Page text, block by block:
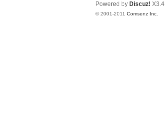
Powered by Discuz! X3.4
© 2001-2011 Comsenz Inc.